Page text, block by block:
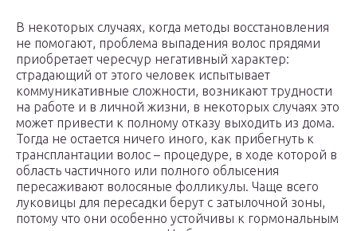
В некоторых случаях, когда методы восстановления
не помогают, проблема выпадения волос прядями
приобретает чересчур негативный характер:
страдающий от этого человек испытывает
коммуникативные сложности, возникают трудности
на работе и в личной жизни, в некоторых случаях это
может привести к полному отказу выходить из дома.
Тогда не остается ничего иного, как прибегнуть к
трансплантации волос – процедуре, в ходе которой в
область частичного или полного облысения
пересаживают волосяные фолликулы. Чаще всего
луковицы для пересадки берут с затылочной зоны,
потому что они особенно устойчивы к гормональным